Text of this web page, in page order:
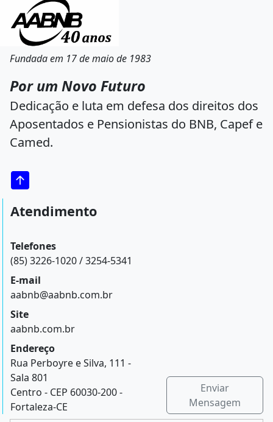
Fundada em 17 de maio de 1983
Por um Novo Futuro
Dedicação e luta em defesa dos direitos dos
Aposentados e Pensionistas do BNB, Capef e
Camed.
Atendimento
Telefones
(85) 3226-1020 / 3254-5341
E-mail
aabnb@aabnb.com.br
Site
aabnb.com.br
Endereço
Rua Perboyre e Silva, 111 -
Sala 801
Centro - CEP 60030-200 -
Fortaleza-CE
Enviar
Mensagem